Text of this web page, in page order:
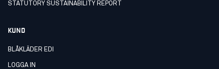
STATUTORY SUSTAINABILITY REPORT
KUND
BLÅKLÄDER EDI
LOGGA IN